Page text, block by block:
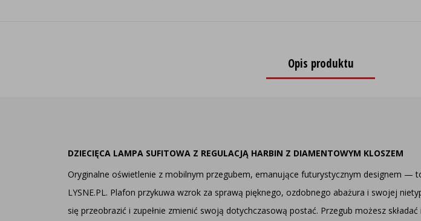
Opis produktu
DZIECIĘCA LAMPA SUFITOWA Z REGULACJĄ HARBIN Z DIAMENTOWYM KLOSZEM
Oryginalne oświetlenie z mobilnym przegubem, emanujące futurystycznym designem —
LYSNE.PL. Plafon przykuwa wzrok za sprawą pięknego, ozdobnego abażura i swojej
się przeobrazić i zupełnie zmienić swoją dotychczasową postać. Przegub możesz